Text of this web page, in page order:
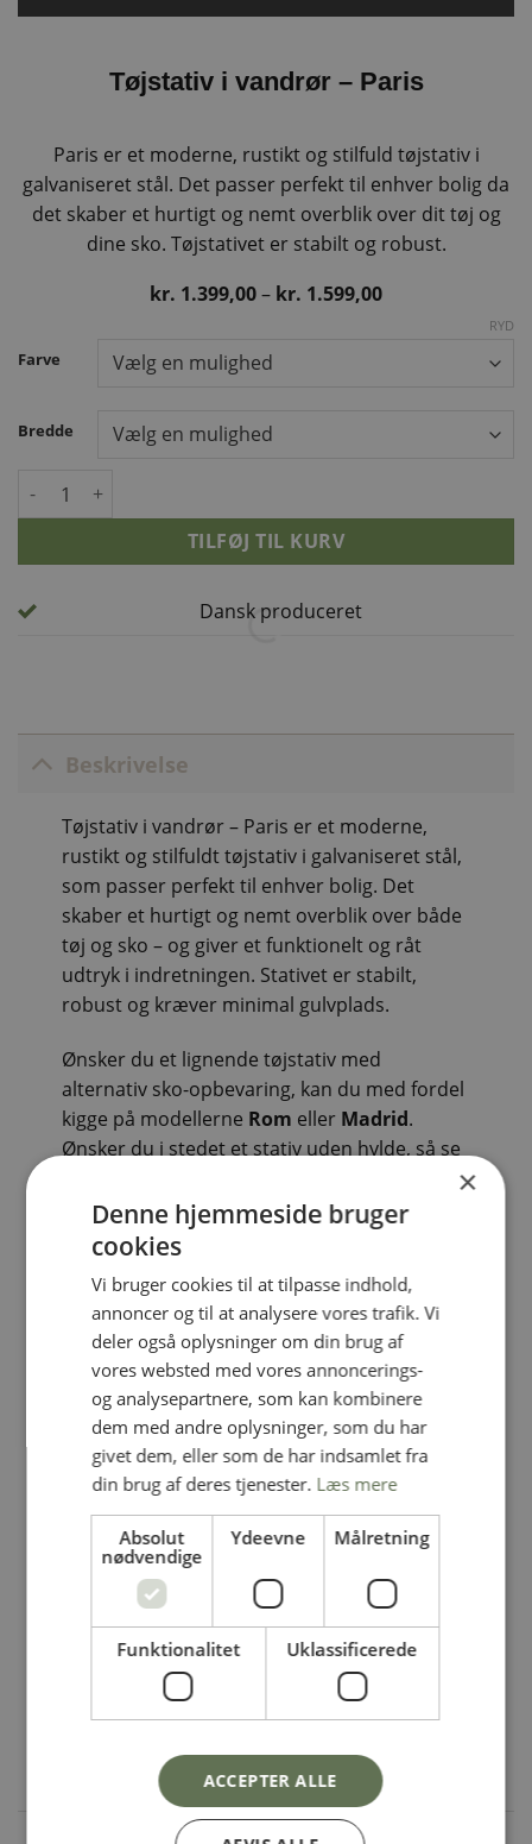
Tøjstativ i vandrør – Paris
Paris er et moderne, rustikt og stilfuld tøjstativ i
galvaniseret stål. Det passer perfekt til enhver bolig da
det skaber et hurtigt og nemt overblik over dit tøj og
dine sko. Tøjstativet er stabilt og robust.
kr. 1.399,00– kr. 1.599,00Prisinterval:
Farve
Bredde
RYD
Tøjstativ i vandrør – Paris antal
TILFØJ TIL KURV
Dansk produceret
Beskrivelse
Tøjstativ i vandrør – Paris er et moderne,
rustikt og stilfuldt tøjstativ i galvaniseret stål,
som passer perfekt til enhver bolig. Det
skaber et hurtigt og nemt overblik over både
tøj og sko – og giver et funktionelt og råt
udtryk i indretningen. Stativet er stabilt,
robust og kræver minimal gulvplads.
Ønsker du et lignende tøjstativ med
alternativ sko-opbevaring, kan du med fordel
kigge på modellerne Rom eller Madrid.
Ønsker du i stedet et stativ uden hylde, så se
Ønsker du at tilføje en krog til tasker eller
accessories, kan den købes separat og
monteres hvor det passer – du finder den
her.
På billedet ses modellen i højde 160 cm,
bredde 120 cm og dybde 40 cm i farven
sølv/sølv. Du vælger selv mål og
farvekombination direkte her på siden.
Passer Paris ikke til dit behov, kan du designe
dit helt eget stativ
her– eller se vores udvalg
af tøjstativer
Modellen fås i flere forskellige størrelser:
120 CM 140 CM
40 cm 40 cm
×
Denne hjemmeside bruger
cookies
Vi bruger cookies til at tilpasse indhold,
annoncer og til at analysere vores trafik. Vi
deler også oplysninger om din brug af
vores websted med vores annoncerings-
og analysepartnere, som kan kombinere
dem med andre oplysninger, som du har
givet dem, eller som de har indsamlet fra
din brug af deres tjenester. Læs mere
Absolut
nødvendige
Ydeevne Målretning
Funktionalitet Uklassificerede
ACCEPTER ALLE